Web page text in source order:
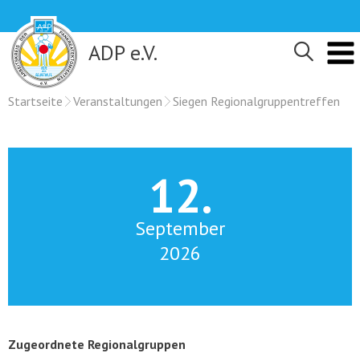
content
ADP e.V.
Startseite Veranstaltungen Siegen Regionalgruppentreffen
12.
September
2026
Zugeordnete Regionalgruppen